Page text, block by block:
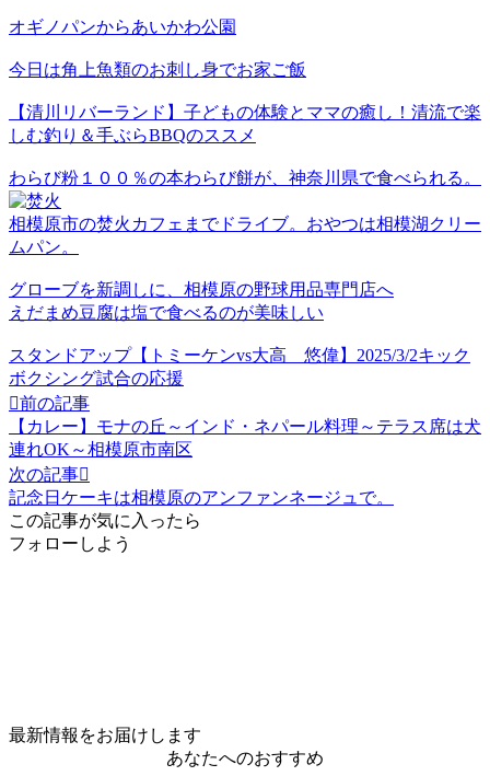
オギノパンからあいかわ公園
今日は角上魚類のお刺し身でお家ご飯
【清川リバーランド】子どもの体験とママの癒し！清流で楽
しむ釣り＆手ぶらBBQのススメ
わらび粉１００％の本わらび餅が、神奈川県で食べられる。
相模原市の焚火カフェまでドライブ。おやつは相模湖クリー
ムパン。
グローブを新調しに、相模原の野球用品専門店へ
えだまめ豆腐は塩で食べるのが美味しい
スタンドアップ【トミーケンvs大高 悠偉】2025/3/2キック
ボクシング試合の応援
前の記事
【カレー】モナの丘～インド・ネパール料理～テラス席は犬
連れOK～相模原市南区
次の記事
記念日ケーキは相模原のアンファンネージュで。
この記事が気に入ったら
フォローしよう
最新情報をお届けします
あなたへのおすすめ